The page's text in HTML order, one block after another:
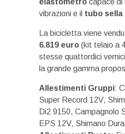
elastometro capace di
vibrazioni e il tubo sella
La bicicletta viene
6.819 euro (kit telaio a
stesse quattordici
la grande gamma
Allestimenti Gruppi:
Super Record 12V,
Di2 9150, Campagnolo
EPS 12V, Shimano